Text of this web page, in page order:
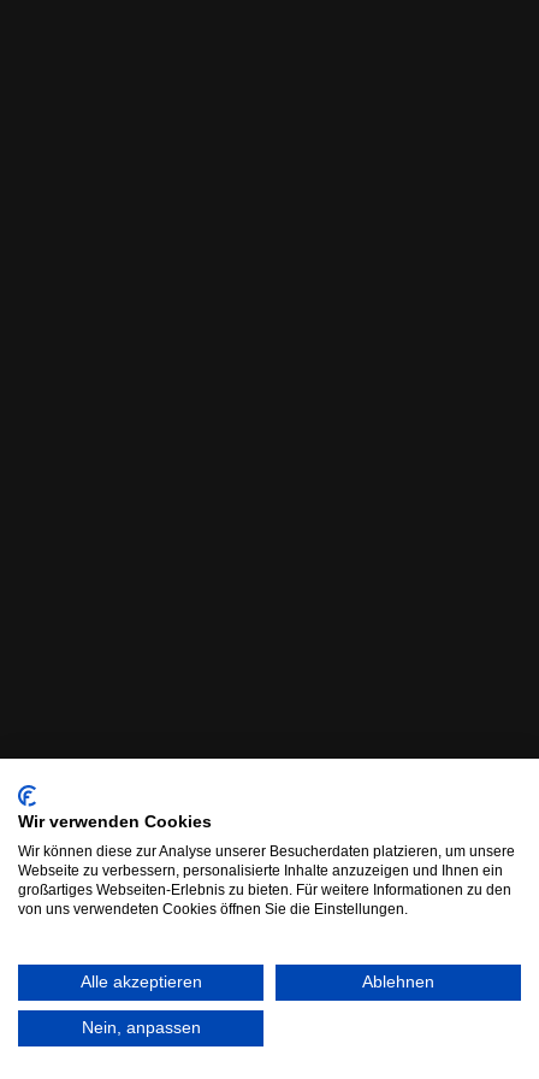
Wir verwenden Cookies
Wir können diese zur Analyse unserer Besucherdaten platzieren, um unsere
Webseite zu verbessern, personalisierte Inhalte anzuzeigen und Ihnen ein
großartiges Webseiten-Erlebnis zu bieten. Für weitere Informationen zu den
von uns verwendeten Cookies öffnen Sie die Einstellungen.
Alle akzeptieren Ablehnen
Nein, anpassen